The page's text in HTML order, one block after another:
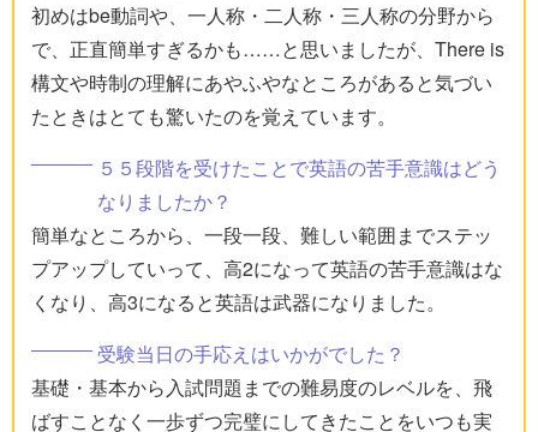
初めはbe動詞や、一人称・二人称・三人称の分野から
で、正直簡単すぎるかも……と思いましたが、There is
構文や時制の理解にあやふやなところがあると気づい
たときはとても驚いたのを覚えています。
５５段階を受けたことで英語の苦手意識はどう
なりましたか？
簡単なところから、一段一段、難しい範囲までステッ
プアップしていって、高2になって英語の苦手意識はな
くなり、高3になると英語は武器になりました。
受験当日の手応えはいかがでした？
基礎・基本から入試問題までの難易度のレベルを、飛
ばすことなく一歩ずつ完璧にしてきたことをいつも実